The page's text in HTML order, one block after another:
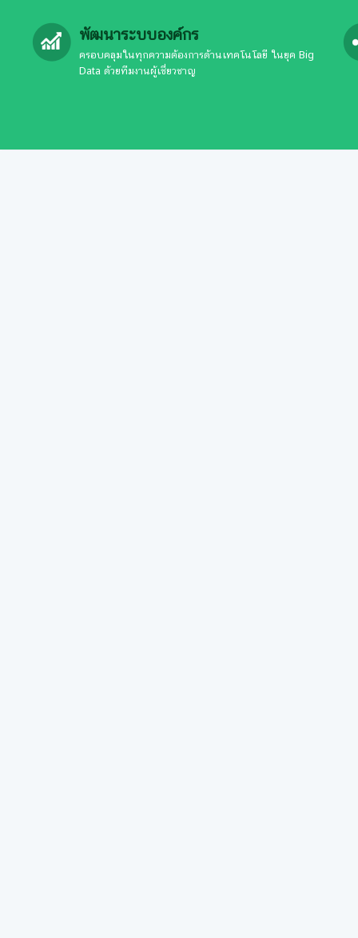
พัฒนาระบบองค์กร
ครอบคลุมในทุกความต้องการด้านเทคโนโลยี ในยุค Big
Data ด้วยทีมงานผู้เชี่ยวชาญ